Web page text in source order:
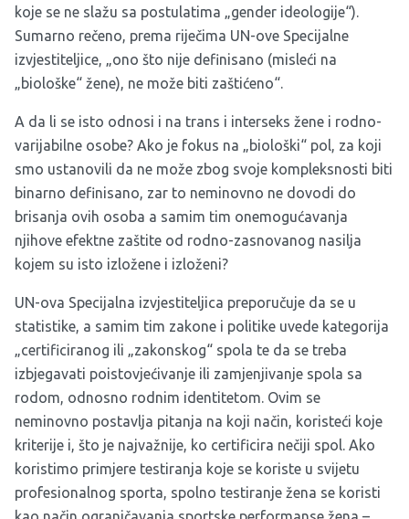
koje se ne slažu sa postulatima „gender ideologije“).
Sumarno rečeno, prema riječima UN-ove Specijalne
izvjestiteljice, „ono što nije definisano (misleći na
„biološke“ žene), ne može biti zaštićeno“.
A da li se isto odnosi i na trans i interseks žene i rodno-
varijabilne osobe? Ako je fokus na „biološki“ pol, za koji
smo ustanovili da ne može zbog svoje kompleksnosti biti
binarno definisano, zar to neminovno ne dovodi do
brisanja ovih osoba a samim tim onemogućavanja
njihove efektne zaštite od rodno-zasnovanog nasilja
kojem su isto izložene i izloženi?
UN-ova Specijalna izvjestiteljica preporučuje da se u
statistike, a samim tim zakone i politike uvede kategorija
„certificiranog ili „zakonskog“ spola te da se treba
izbjegavati poistovjećivanje ili zamjenjivanje spola sa
rodom, odnosno rodnim identitetom. Ovim se
neminovno postavlja pitanja na koji način, koristeći koje
kriterije i, što je najvažnije, ko certificira nečiji spol. Ako
koristimo primjere testiranja koje se koriste u svijetu
profesionalnog sporta, spolno testiranje žena se koristi